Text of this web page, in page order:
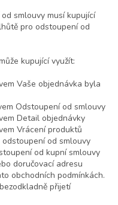
smlouvy musí kupující
pro odstoupení od
kupující využít:
Vaše objednávka byla
Odstoupení od smlouvy
Detail objednávky
Vrácení produktů
od smlouvy
od kupní smlouvy
doručovací adresu
obchodních podmínkách.
přijetí